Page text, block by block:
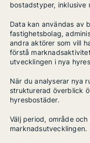
bostadstyper, inklusive
Data kan användas av
fastighetsbolag,
andra aktörer som vill
förstå
utvecklingen i nya
När du analyserar nya
strukturerad överblick
hyresbostäder.
Välj period, område
marknadsutvecklingen.